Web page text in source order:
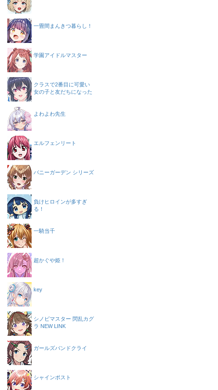
一畳間まんきつ暮らし！
学園アイドルマスター
クラスで2番目に可愛い
女の子と友だちになった
よわよわ先生
エルフェンリート
バニーガーデン シリーズ
負けヒロインが多すぎ
る！
一騎当千
超かぐや姫！
key
シノビマスター 閃乱カグ
ラ NEW LINK
ガールズバンドクライ
シャインポスト